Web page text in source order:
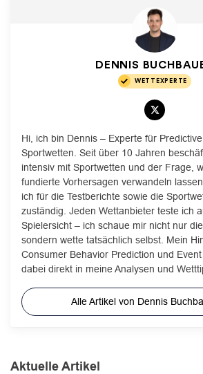
DENNIS
WETTEXPERTE
Hi, ich bin Dennis – Experte für
Sportwetten. Seit über 10 Jahren
intensiv mit Sportwetten und der Frage,
fundierte Vorhersagen verwandeln
ich für die Testberichte sowie die
zuständig. Jeden Wettanbieter teste ich
Spielersicht – ich schaue mir nicht nur
sondern wette tatsächlich selbst. Mein
Consumer Behavior Prediction und
dabei direkt in meine Analysen und
Alle Artikel von Dennis
Aktuelle Artikel